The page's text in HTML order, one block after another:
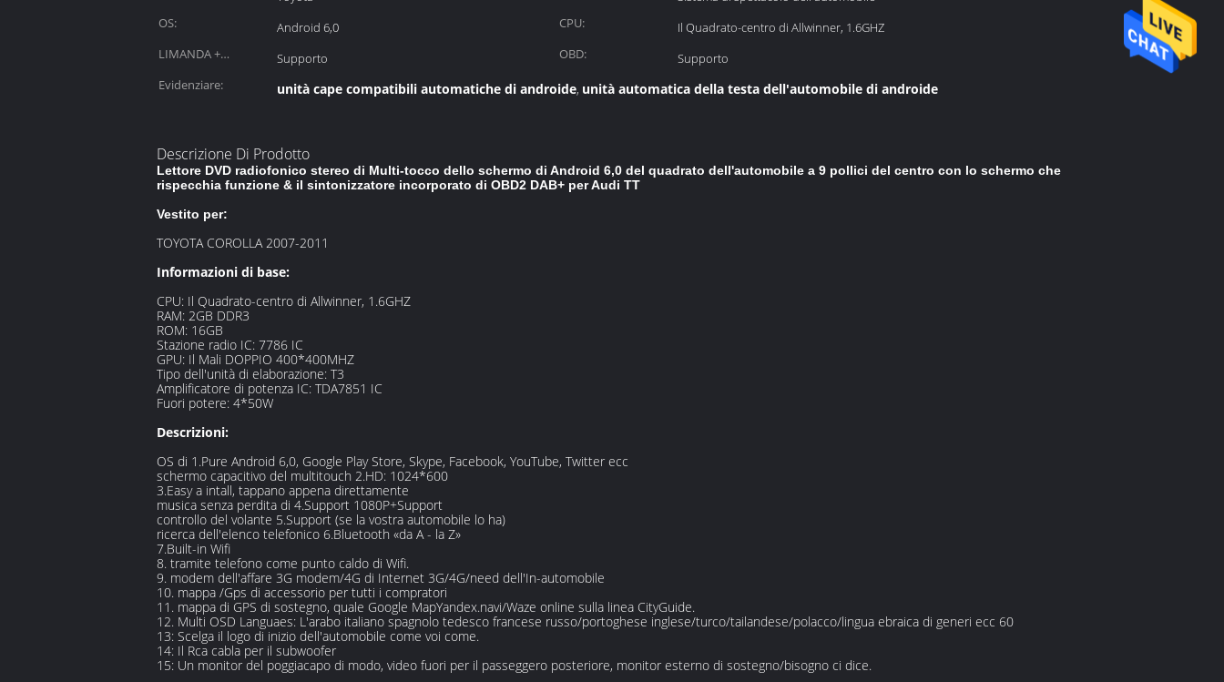
OS:
Android 6,0 CPU:
Il Quadrato-centro di Allwinner, 1.6GHZ
LIMANDA +
Supporto OBD:
Supporto
Evidenziare:
unità cape compatibili automatiche di androide, unità automatica della testa dell'automobile di androide
Descrizione Di Prodotto
Lettore DVD radiofonico stereo di Multi-tocco dello schermo di Android 6,0 del quadrato dell'automobile a 9 pollici del centro con lo schermo che
rispecchia funzione & il sintonizzatore incorporato di OBD2 DAB+ per Audi TT
Vestito per:
TOYOTA COROLLA 2007-2011
Informazioni di base:
CPU: Il Quadrato-centro di Allwinner, 1.6GHZ
RAM: 2GB DDR3
ROM: 16GB
Stazione radio IC: 7786 IС
GPU: Il Mali DOPPIO 400*400MHZ
Tipo dell'unità di elaborazione: T3
Amplificatore di potenza IC: TDA7851 IC
Fuori potere: 4*50W
Descrizioni:
OS di 1.Pure Android 6,0, Google Play Store, Skype, Facebook, YouTube, Twitter ecc
schermo capacitivo del multitouch 2.HD: 1024*600
3.Easy a intall, tappano appena direttamente
musica senza perdita di 4.Support 1080P+Support
controllo del volante 5.Support (se la vostra automobile lo ha)
ricerca dell'elenco telefonico 6.Bluetooth «da A - la Z»
7.Built-in Wifi
8. tramite telefono come punto caldo di Wifi.
9. modem dell'affare 3G modem/4G di Internet 3G/4G/need dell'In-automobile
10. mappa /Gps di accessorio per tutti i compratori
11. mappa di GPS di sostegno, quale Google MapYandex.navi/Waze online sulla linea CityGuide.
12. Multi OSD Languaes: L'arabo italiano spagnolo tedesco francese russo/portoghese inglese/turco/tailandese/polacco/lingua ebraica di generi ecc 60
13: Scelga il logo di inizio dell'automobile come voi come.
14: Il Rca cabla per il subwoofer
15: Un monitor del poggiacapo di modo, video fuori per il passeggero posteriore, monitor esterno di sostegno/bisogno ci dice.